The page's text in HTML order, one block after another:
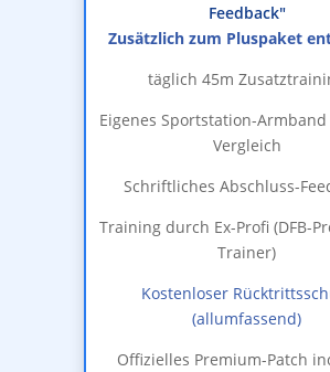
Feedback"
Zusätzlich zum Pluspaket
täglich 45m
Eigenes Sportstation-
Vergleich
Schriftliches Abschluss-
Training durch Ex-Profi (DFB-
Trainer)
Kostenloser
(allumfassend)
Offizielles Premium-Patch